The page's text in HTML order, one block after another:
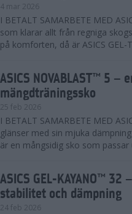
4 mar 2026
I BETALT SAMARBETE MED
som klarar allt från regniga
på komforten, då är ASICS GEL-
ASICS NOVABLAST™ 5
mängdträningssko
25 feb 2026
I BETALT SAMARBETE MED
glänser med sin mjuka
är en mångsidig sko som
ASICS GEL-KAYANO™
stabilitet och dämpning
24 feb 2026